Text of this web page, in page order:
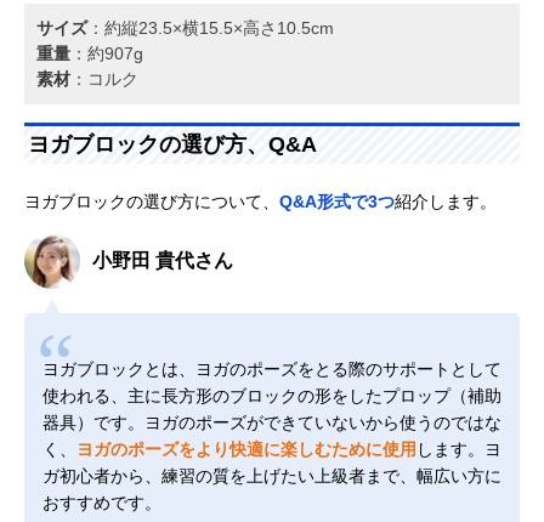
サイズ：約縦23.5×横15.5×高さ10.5cm
重量 ：約907g
素材 ：コルク
ヨガブロックの選び方、Q&A
ヨガブロックの選び方について、 Q&A形式で3つ紹介します。
小野田 貴代さん
ヨガブロックとは、ヨガのポーズをとる際のサポートとして
使われる、主に長方形のブロックの形をしたプロップ（補助
器具）です。ヨガのポーズができていないから使うのではな
く、
ヨガのポーズをより快適に楽しむために使用 します。ヨ
ガ初心者から、練習の質を上げたい上級者まで、幅広い方に
おすすめです。